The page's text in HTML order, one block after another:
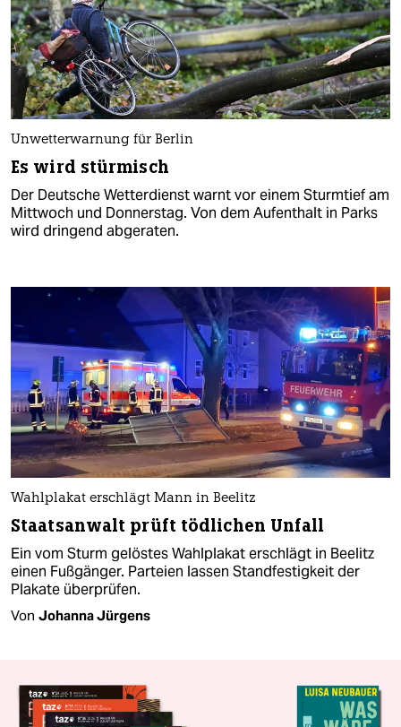
Unwetterwarnung für Berlin
Es wird stürmisch
Der Deutsche Wetterdienst warnt vor einem Sturmtief am
Mittwoch und Donnerstag. Von dem Aufenthalt in Parks
wird dringend abgeraten.
Wahlplakat erschlägt Mann in Beelitz
Staatsanwalt prüft tödlichen Unfall
Ein vom Sturm gelöstes Wahlplakat erschlägt in Beelitz
einen Fußgänger. Parteien lassen Standfestigkeit der
Plakate überprüfen.
Von Johanna Jürgens